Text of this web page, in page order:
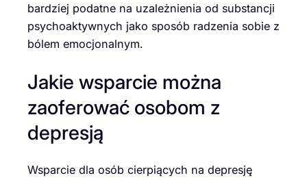
bardziej podatne na uzależnienia od substancji
psychoaktywnych jako sposób radzenia sobie z
bólem emocjonalnym.
Jakie wsparcie można
zaoferować osobom z
depresją
Wsparcie dla osób cierpiących na depresję